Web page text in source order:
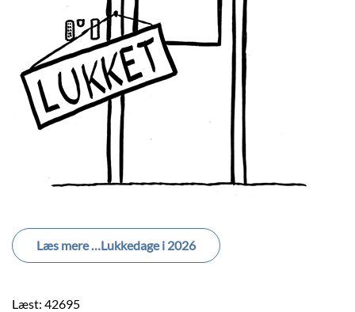
Læs mere …Lukkedage i 2026
Læst: 42695